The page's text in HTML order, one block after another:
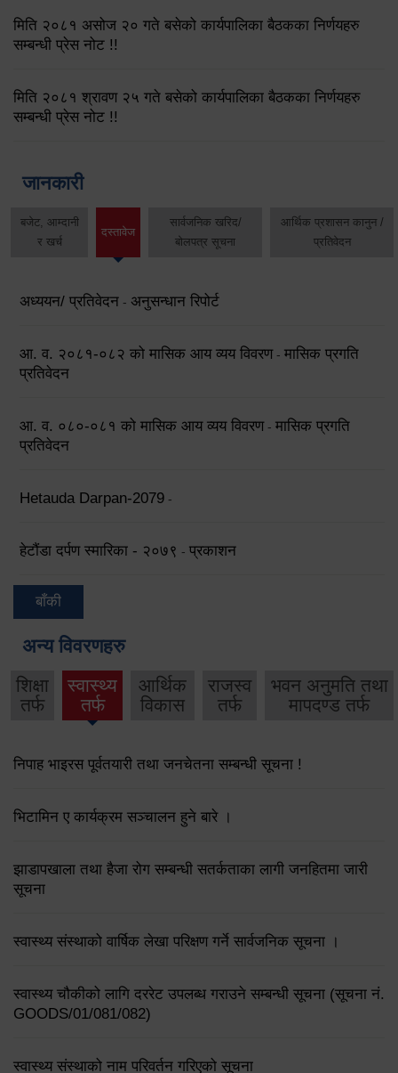
मिति २०८१ असोज २० गते बसेको कार्यपालिका बैठकका निर्णयहरु
सम्बन्धी प्रेस नोट !!
मिति २०८१ श्रावण २५ गते बसेको कार्यपालिका बैठकका निर्णयहरु
सम्बन्धी प्रेस नोट !!
जानकारी
बजेट, आम्दानी
र खर्च
दस्तावेज
सार्वजनिक खरिद/
बोलपत्र सूचना
आर्थिक प्रशासन कानुन /
प्रतिवेदन
अध्ययन/ प्रतिवेदन - अनुसन्धान रिपोर्ट
आ. व. २०८१-०८२ को मासिक आय व्यय विवरण - मासिक प्रगति
प्रतिवेदन
आ. व. ०८०-०८१ को मासिक आय व्यय विवरण - मासिक प्रगति
प्रतिवेदन
Hetauda Darpan-2079 -
हेटौंडा दर्पण स्मारिका - २०७९ - प्रकाशन
बाँकी
अन्य विवरणहरु
शिक्षा
तर्फ
स्वास्थ्य
तर्फ
आर्थिक
विकास
राजस्व
तर्फ
भवन अनुमति तथा
मापदण्ड तर्फ
निपाह भाइरस पूर्वतयारी तथा जनचेतना सम्बन्धी सूचना !
भिटामिन ए कार्यक्रम सञ्चालन हुने बारे ।
झाडापखाला तथा हैजा रोग सम्बन्धी सतर्कताका लागी जनहितमा जारी
सूचना
स्वास्थ्य संस्थाको वार्षिक लेखा परिक्षण गर्ने सार्वजनिक सूचना ।
स्वास्थ्य चौकीको लागि दररेट उपलब्ध गराउने सम्बन्धी सूचना (सूचना नं.
GOODS/01/081/082)
स्वास्थ्य संस्थाको नाम परिवर्तन गरिएको सूचना